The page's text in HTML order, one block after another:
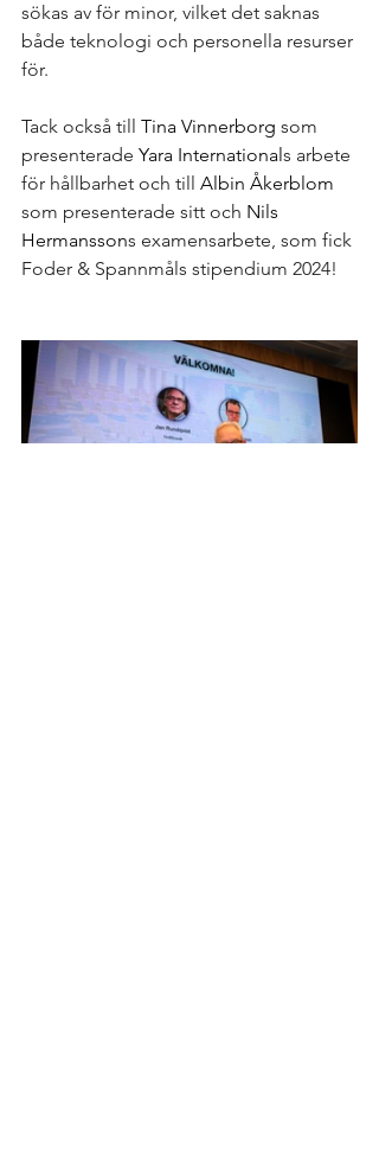
sökas av för minor, vilket det saknas
både teknologi och personella resurser
för.
Tack också till Tina Vinnerborg som
presenterade Yara International s arbete
för hållbarhet och till Albin Åkerblom
som presenterade sitt och Nils
Hermanssons examensarbete, som fick
Foder & Spannmåls stipendium 2024!